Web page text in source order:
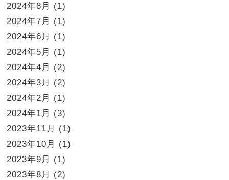
2024年8月
(1)
2024年7月
(1)
2024年6月
(1)
2024年5月
(1)
2024年4月
(2)
2024年3月
(2)
2024年2月
(1)
2024年1月
(3)
2023年11月
(1)
2023年10月
(1)
2023年9月
(1)
2023年8月
(2)